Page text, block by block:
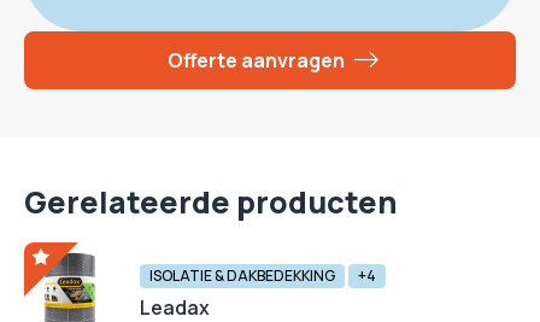
Offerte aanvragen
Gerelateerde producten
ISOLATIE & DAKBEDEKKING +4
Leadax